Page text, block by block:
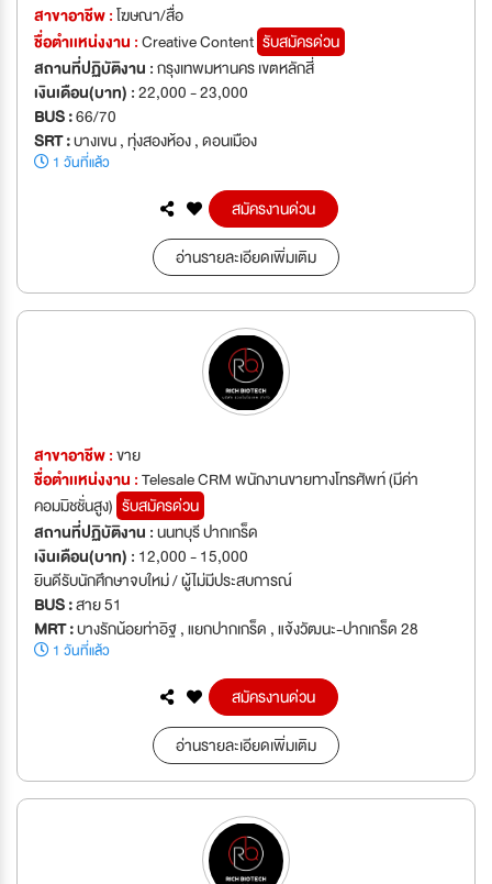
สาขาอาชีพ :โฆษณา/สื่อ
ชื่อตำเเหน่งงาน :Creative Content รับสมัครด่วน
สถานที่ปฏิบัติงาน :กรุงเทพมหานคร เขตหลักสี่
เงินเดือน(บาท) :22,000 - 23,000
BUS :66/70
SRT :บางเขน , ทุ่งสองห้อง , ดอนเมือง
1 วันที่แล้ว
สมัครงานด่วน
อ่านรายละเอียดเพิ่มเติม
สาขาอาชีพ :ขาย
ชื่อตำเเหน่งงาน :Telesale CRM พนักงานขายทางโทรศัพท์ (มีค่า
คอมมิชชั่นสูง) รับสมัครด่วน
สถานที่ปฏิบัติงาน :นนทบุรี ปากเกร็ด
เงินเดือน(บาท) : 12,000 - 15,000
ยินดีรับนักศึกษาจบใหม่ / ผู้ไม่มีประสบการณ์
BUS :สาย 51
MRT :บางรักน้อยท่าอิฐ , แยกปากเกร็ด , แจ้งวัฒนะ-ปากเกร็ด 28
1 วันที่แล้ว
สมัครงานด่วน
อ่านรายละเอียดเพิ่มเติม